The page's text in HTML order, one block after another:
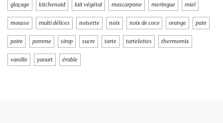
glaçage kitchenaid lait végétal mascarpone meringue miel
mousse multi délices noisette noix noix de coco orange pain
poire pomme sirop sucre tarte tartelettes thermomix
vanille yaourt érable